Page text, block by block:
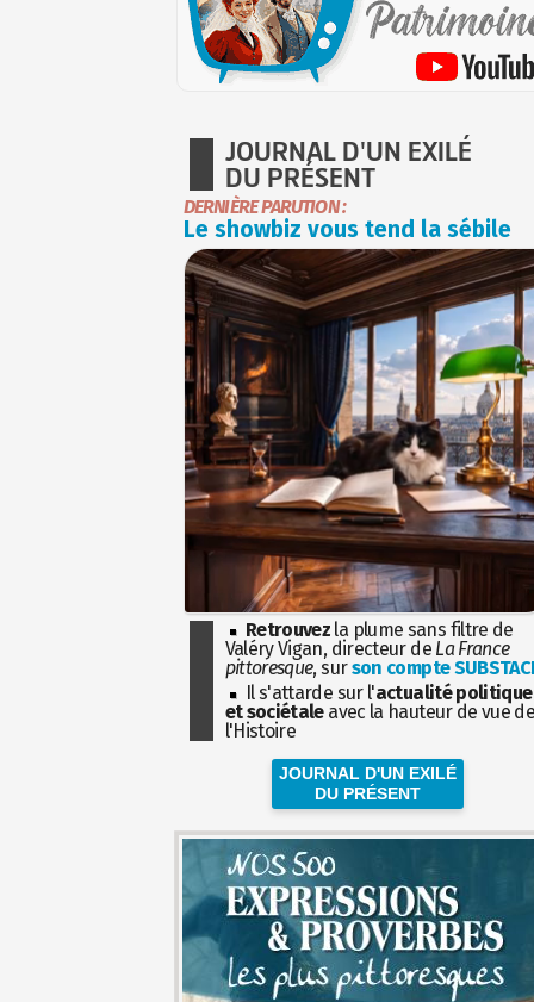
JOURNAL D'UN EXILÉ
DU PRÉSENT
DERNIÈRE PARUTION :
Le showbiz vous tend la sébile
Retrouvez la plume sans filtre de
Valéry Vigan, directeur de La France
pittoresque, surson compte
Il s'attarde sur l'actualité politique
et sociétaleavec la hauteur de vue
l'Histoire
JOURNAL D'UN EXILÉ
DU PRÉSENT